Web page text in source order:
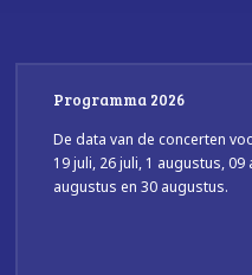
Programma 2026
De data van de concerten
19 juli, 26 juli, 1 augustus,
augustus en 30 augustus.